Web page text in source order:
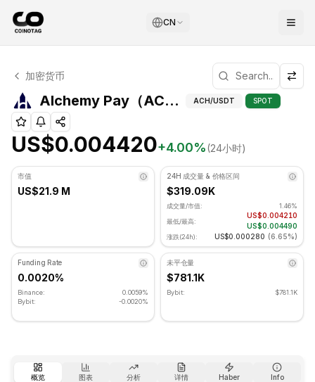
CN
Alchemy Pay 技术分析
Alchemy Pay 目前交易价格为 US$0.004420. RSI 指标
加密货币
Alchemy Pay（ACH）斐波那契位 ACH/USDT SPOT
US$0.004420+4.00%(24小时)
市值
US$21.9 M
24H 成交量 & 价格区间
$319.09K
成交量/市值:
1.46%
最低/最高:
US$0.004210
US$0.004490
涨跌(24h): US$0.000280 (6.65%)
Funding Rate
0.0020%
Binance:
0.0059%
Bybit:
-0.0020%
未平仓量
$781.1K
Bybit: $781.1K
概览 图表 分析 详情 Haber Info